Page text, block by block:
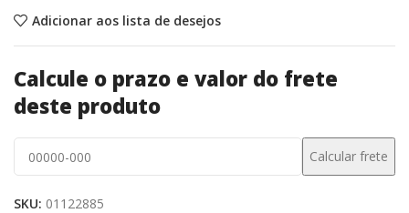
Adicionar aos lista de desejos
Calcule o prazo e valor do frete
deste produto
SKU: 01122885